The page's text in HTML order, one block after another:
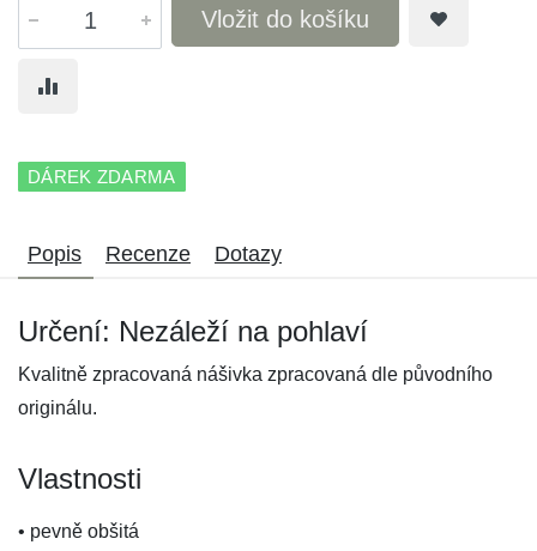
Vložit do košíku
DÁREK ZDARMA
Popis Recenze Dotazy
Určení: Nezáleží na pohlaví
Kvalitně zpracovaná nášivka zpracovaná dle původního
originálu.
Vlastnosti
• pevně obšitá